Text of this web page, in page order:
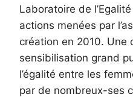
Laboratoire de
actions menées par
création en 2010. Une
sensibilisation grand
l’égalité entre les
par de nombreux-ses